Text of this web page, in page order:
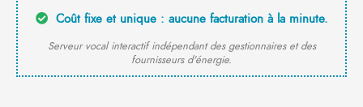
Coût fixe et unique : aucune facturation à la minute.
Serveur vocal interactif indépendant des gestionnaires et des
fournisseurs d'énergie.